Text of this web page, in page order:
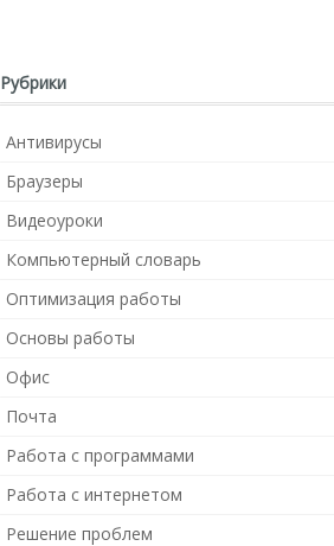
Рубрики
Антивирусы
Браузеры
Видеоуроки
Компьютерный словарь
Оптимизация работы
Основы работы
Офис
Почта
Работа с программами
Работа с интернетом
Решение проблем